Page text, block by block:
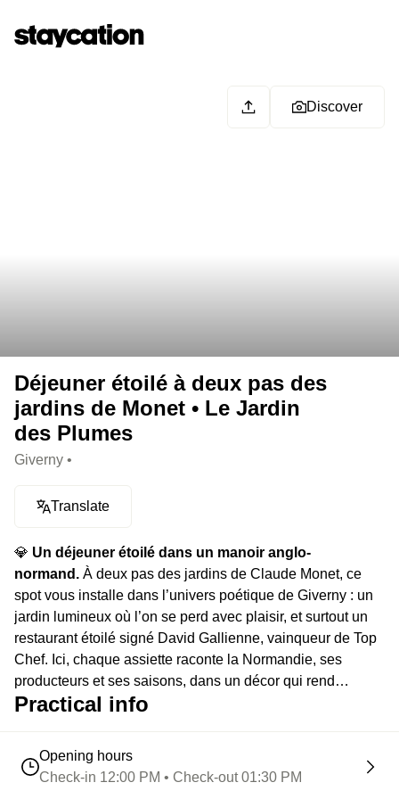
Discover
Déjeuner étoilé à deux pas des
jardins de Monet • Le Jardin
des Plumes
Giverny •
Translate
💎 Un déjeuner étoilé dans un manoir anglo-
normand. À deux pas des jardins de Claude Monet, ce
spot vous installe dans l’univers poétique de Giverny : un
jardin lumineux où l’on se perd avec plaisir, et surtout un
restaurant étoilé signé David Gallienne, vainqueur de Top
Chef. Ici, chaque assiette raconte la Normandie, ses
producteurs et ses saisons, dans un décor qui rend
hommage à Monet et à la lumière impressionniste.
Practical info
Opening hours
Check-in 12:00 PM • Check-out 01:30 PM